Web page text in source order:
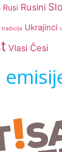
Rusi Rusini
tradicija Ukrajinci
Vlasi Česi